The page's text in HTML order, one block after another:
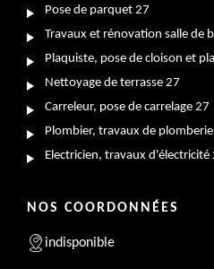
Pose de parquet 27
Travaux et rénovation salle de
Plaquiste, pose de cloison et
Nettoyage de terrasse 27
Carreleur, pose de carrelage 27
Plombier, travaux de
Electricien, travaux d'électricité
NOS COORDONNÉES
indisponible